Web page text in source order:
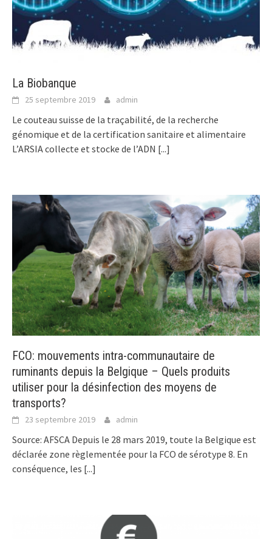
La Biobanque
25 septembre 2019 admin
Le couteau suisse de la traçabilité, de la recherche
génomique et de la certification sanitaire et alimentaire
L’ARSIA collecte et stocke de l’ADN [...]
FCO: mouvements intra-communautaire de
ruminants depuis la Belgique – Quels produits
utiliser pour la désinfection des moyens de
transports?
23 septembre 2019 admin
Source: AFSCA Depuis le 28 mars 2019, toute la Belgique est
déclarée zone règlementée pour la FCO de sérotype 8. En
conséquence, les [...]